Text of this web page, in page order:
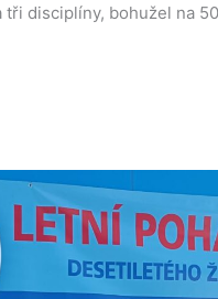
tři disciplíny, bohužel na